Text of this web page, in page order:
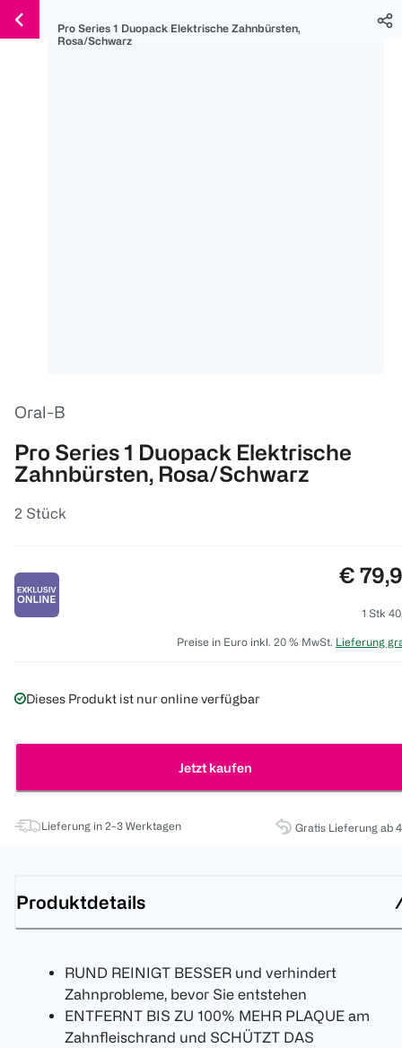
Für
150 Ös
Für
300 Ös
Für
500 Ös
Weiter
zum
Pro Series 1 Duopack Elektrische Zahnbürsten,
Rosa/Schwarz
Oral-B
Pro Series 1 Duopack Elektrische
Zahnbürsten, Rosa/Schwarz
2 Stück
Preis:
€
1 Stk
Preise in Euro inkl. 20 % MwSt. Lieferung
Dieses Produkt ist nur online verfügbar
Jetzt kaufen
Lieferung in 2-3 Werktagen Gratis Lieferung ab
Produktdetails
RUND REINIGT BESSER und verhindert
Zahnprobleme, bevor Sie entstehen
ENTFERNT BIS ZU 100% MEHR PLAQUE am
Zahnfleischrand und SCHÜTZT DAS